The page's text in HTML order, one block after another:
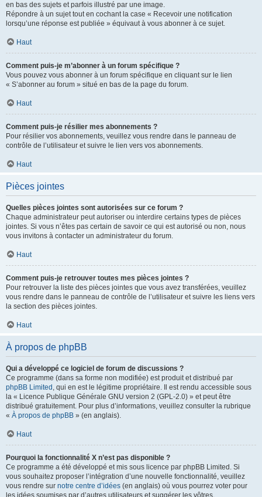
en bas des sujets et parfois illustré par une image.
Répondre à un sujet tout en cochant la case « Recevoir une notification
lorsqu’une réponse est publiée » équivaut à vous abonner à ce sujet.
Haut
Comment puis-je m’abonner à un forum spécifique ?
Vous pouvez vous abonner à un forum spécifique en cliquant sur le lien
« S’abonner au forum » situé en bas de la page du forum.
Haut
Comment puis-je résilier mes abonnements ?
Pour résilier vos abonnements, veuillez vous rendre dans le panneau de
contrôle de l’utilisateur et suivre le lien vers vos abonnements.
Haut
Pièces jointes
Quelles pièces jointes sont autorisées sur ce forum ?
Chaque administrateur peut autoriser ou interdire certains types de pièces
jointes. Si vous n’êtes pas certain de savoir ce qui est autorisé ou non, nous
vous invitons à contacter un administrateur du forum.
Haut
Comment puis-je retrouver toutes mes pièces jointes ?
Pour retrouver la liste des pièces jointes que vous avez transférées, veuillez
vous rendre dans le panneau de contrôle de l’utilisateur et suivre les liens vers
la section des pièces jointes.
Haut
À propos de phpBB
Qui a développé ce logiciel de forum de discussions ?
Ce programme (dans sa forme non modifiée) est produit et distribué par
phpBB Limited , qui en est le légitime propriétaire. Il est rendu accessible sous
la « Licence Publique Générale GNU version 2 (GPL-2.0) » et peut être
distribué gratuitement. Pour plus d’informations, veuillez consulter la rubrique
« À propos de phpBB » (en anglais).
Haut
Pourquoi la fonctionnalité X n’est pas disponible ?
Ce programme a été développé et mis sous licence par phpBB Limited. Si
vous souhaitez proposer l’intégration d’une nouvelle fonctionnalité, veuillez
vous rendre sur notre centre d’idées (en anglais) où vous pourrez voter pour
les idées soumises par d’autres utilisateurs et suggérer les vôtres.